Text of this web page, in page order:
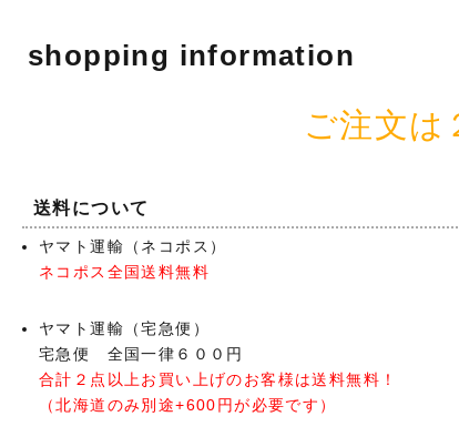
shopping information
ご注文は
送料について
ヤマト運輸（ネコポス）
ネコポス全国送料無料
ヤマト運輸（宅急便）
宅急便 全国一律６００円
合計２点以上お買い上げのお客様は送料無料！
（北海道のみ別途+600円が必要です）